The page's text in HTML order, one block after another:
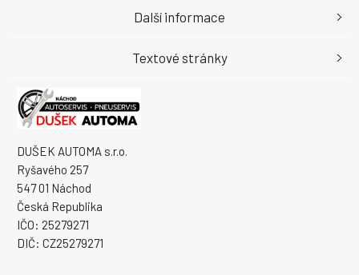
DUŠEK AUTOMA s.r.o.
Ryšavého 257
547 01 Náchod
Česká Republika
IČO: 25279271
DIČ: CZ25279271
Další informace
Textové stránky